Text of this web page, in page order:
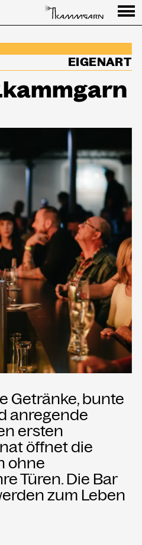
EIGENART
Getränke, bunte
anregende
ersten
öffnet die
ohne
Türen. Die Bar
zum Leben